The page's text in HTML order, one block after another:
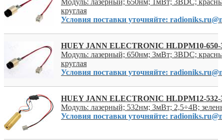
круглая
Условия поставки уточняйте:
HUEY JANN ELECTRONIC HLDPM10-650-
Модуль: лазерный; 650нм; 3мВт; 3ВDC;
круглая
Условия поставки уточняйте:
HUEY JANN ELECTRONIC HLDPM12-532-
Модуль: лазерный; 532нм; 3мВт; 2,5÷4В;
Условия поставки уточняйте: